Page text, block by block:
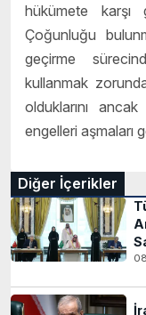
hükümete karşı
Çoğunluğu
geçirme
kullanmak
olduklarını
engelleri aşmaları
Diğer İçerikler